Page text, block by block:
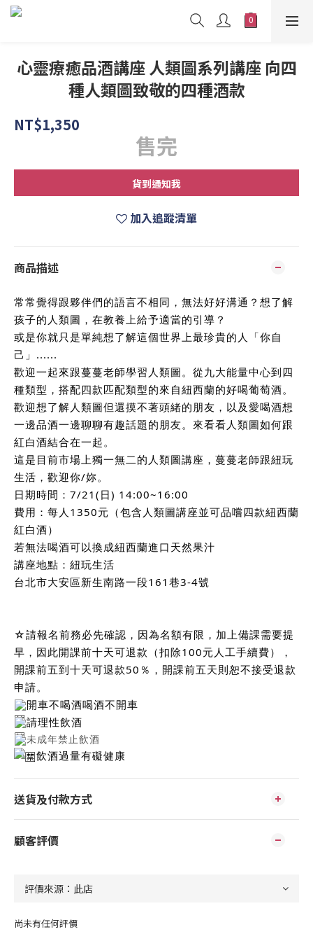
心靈療癒品酒講座 人類圖系列講座 向四
種人類圖致敬的四種酒款
NT$1,350
售完
貨到通知我
加入追蹤清單
商品描述
常常覺得跟夥伴們的語言不相同，無法好好溝通？想了解
孩子的人類圖，在教養上給予適當的引導？
或是你就只是單純想了解這個世界上最珍貴的人「你自
己」......
歡迎一起來跟蔓蔓老師學習人類圖。 從九大能量中心到四
種類型，搭配四款匹配類型的來自紐西蘭的好喝葡萄酒。
歡迎想了解人類圖但還摸不著頭緒的朋友，以及愛喝酒想
一邊品酒一邊聊聊有趣話題的朋友。來看看人類圖如何跟
紅白酒結合在一起。
這是目前市場上獨一無二的人類圖講座，蔓蔓老師跟紐玩
生活，歡迎你/妳。
日期時間：7/21(日) 14:00~16:00
費用：每人1350元（包含人類圖講座並可品嚐四款紐西蘭
紅白酒）
若無法喝酒可以換成紐西蘭進口天然果汁
講座地點：紐玩生活
台北市大安區新生南路一段161巷3-4號
☆請報名前務必先確認，因為名額有限，加上備課需要提
早，因此開課前十天可退款（扣除100元人工手續費），
開課前五到十天可退款50％，開課前五天則恕不接受退款
申請。
開車不喝酒喝酒不開車
請理性飲酒
未成年禁止飲酒
飲酒過量有礙健康
送貨及付款方式
顧客評價
尚未有任何評價